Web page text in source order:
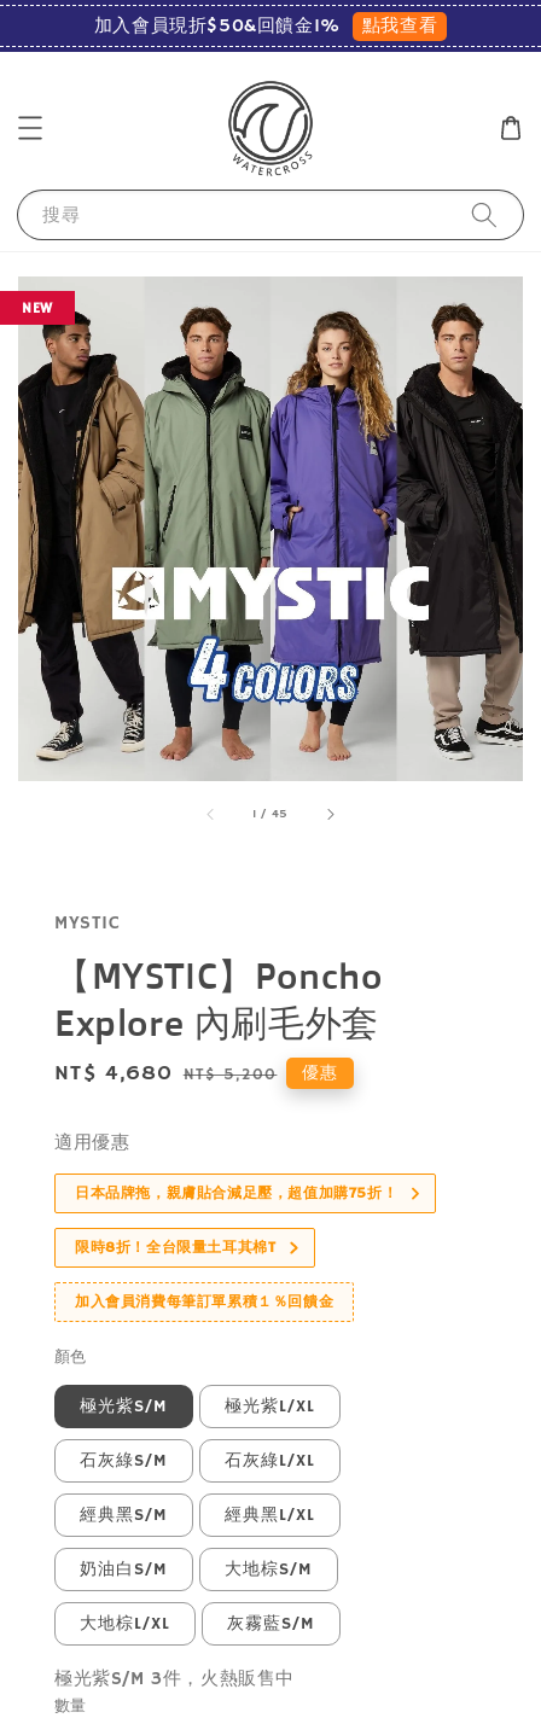
加入會員現折$50&回饋金1% 點我查看
搜尋
1 / 45
NEW
MYSTIC
【MYSTIC】Poncho
Explore 內刷毛外套
Sale
NT$ 4,680 Regular
NT$ 5,200 優惠
適用優惠
日本品牌拖，親膚貼合減足壓，超值加購75折！
限時8折！全台限量土耳其棉T
加入會員消費每筆訂單累積１％回饋金
顏色
極光紫S/M 極光紫L/XL
石灰綠S/M 石灰綠L/XL
經典黑S/M 經典黑L/XL
奶油白S/M 大地棕S/M
大地棕L/XL 灰霧藍S/M
極光紫S/M 3件，火熱販售中
數量